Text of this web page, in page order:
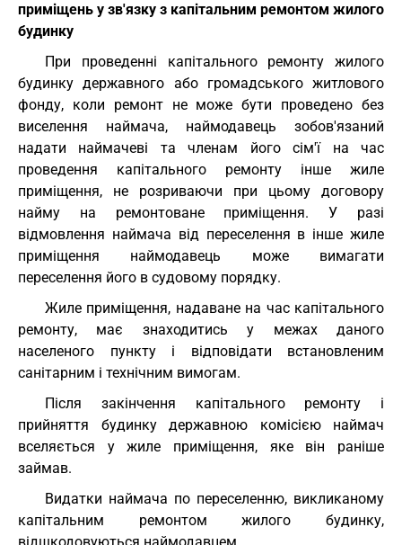
приміщень у зв'язку з капітальним ремонтом жилого
будинку
При проведенні капітального ремонту жилого
будинку державного або громадського житлового
фонду, коли ремонт не може бути проведено без
виселення наймача, наймодавець зобов'язаний
надати наймачеві та членам його сім'ї на час
проведення капітального ремонту інше жиле
приміщення, не розриваючи при цьому договору
найму на ремонтоване приміщення. У разі
відмовлення наймача від переселення в інше жиле
приміщення наймодавець може вимагати
переселення його в судовому порядку.
Жиле приміщення, надаване на час капітального
ремонту, має знаходитись у межах даного
населеного пункту і відповідати встановленим
санітарним і технічним вимогам.
Після закінчення капітального ремонту і
прийняття будинку державною комісією наймач
вселяється у жиле приміщення, яке він раніше
займав.
Видатки наймача по переселенню, викликаному
капітальним ремонтом жилого будинку,